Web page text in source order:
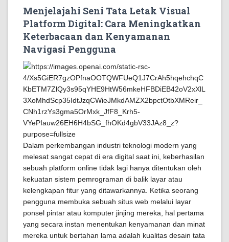
Menjelajahi Seni Tata Letak Visual
Platform Digital: Cara Meningkatkan
Keterbacaan dan Kenyamanan
Navigasi Pengguna
Dalam perkembangan industri teknologi modern yang
melesat sangat cepat di era digital saat ini, keberhasilan
sebuah platform online tidak lagi hanya ditentukan oleh
kekuatan sistem pemrograman di balik layar atau
kelengkapan fitur yang ditawarkannya. Ketika seorang
pengguna membuka sebuah situs web melalui layar
ponsel pintar atau komputer jinjing mereka, hal pertama
yang secara instan menentukan kenyamanan dan minat
mereka untuk bertahan lama adalah kualitas desain tata